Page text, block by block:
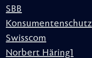
SBB
Konsumentenschutz
Swisscom
Norbert Häring1